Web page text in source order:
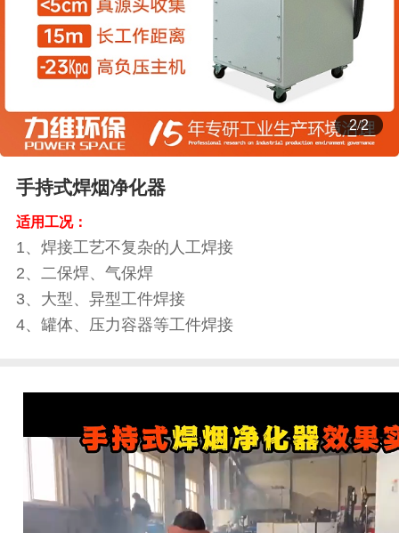
2/2
手持式焊烟净化器
适用工况：
1、焊接工艺不复杂的人工焊接
2、二保焊、气保焊
3、大型、异型工件焊接
4、罐体、压力容器等工件焊接